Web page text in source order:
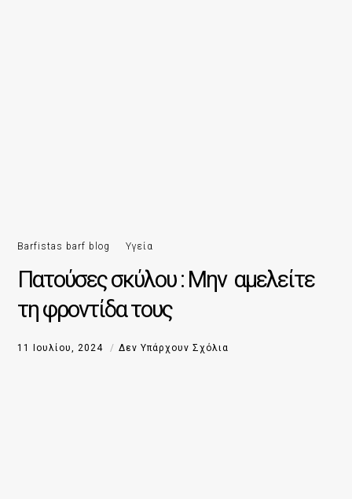
Barfistas barf blog Υγεία
Πατούσες σκύλου : Μην αμελείτε
τη φροντίδα τους
11 Ιουλίου, 2024 Δεν Υπάρχουν Σχόλια